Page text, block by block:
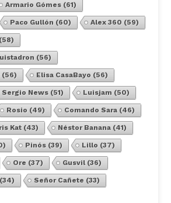
Armario Gómes(61)
Paco Gullón (60) Alex 360 (59)
(56)
(56) Elisa CasaBayo (56)
Sergio News(51) Luisjam (50)
Rosio (49) Comando Sara(46)
Kat(43) Néstor Banana(41)
Pinós(39) Lillo (37)
Ore (37) Gusvil(36)
(34) Señor Cañete (33)